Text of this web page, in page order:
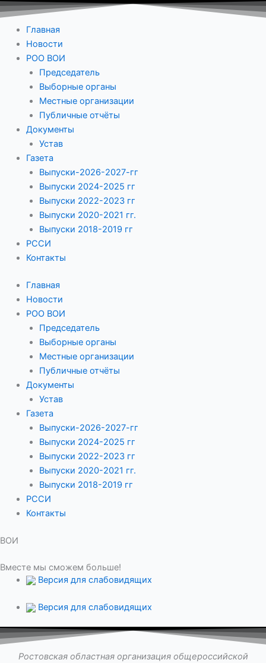
Главная
Новости
РОО ВОИ
Председатель
Выборные органы
Местные организации
Публичные отчёты
Документы
Устав
Газета
Выпуски-2026-2027-гг
Выпуски 2024-2025 гг
Выпуски 2022-2023 гг
Выпуски 2020-2021 гг.
Выпуски 2018-2019 гг
РССИ
Контакты
Главная
Новости
РОО ВОИ
Председатель
Выборные органы
Местные организации
Публичные отчёты
Документы
Устав
Газета
Выпуски-2026-2027-гг
Выпуски 2024-2025 гг
Выпуски 2022-2023 гг
Выпуски 2020-2021 гг.
Выпуски 2018-2019 гг
РССИ
Контакты
ВОИ
Вместе мы сможем больше!
Версия для слабовидящих
Версия для слабовидящих
Ростовская областная организация общероссийской